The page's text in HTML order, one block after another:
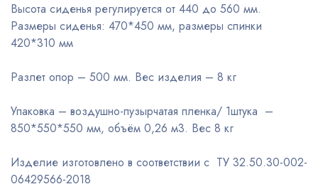
Высота сиденья регулируется от 440 до 560 мм.
Размеры сиденья: 470*450 мм, размеры спинки
420*310 мм
Разлет опор – 500 мм. Вес изделия – 8 кг
Упаковка – воздушно-пузырчатая пленка/ 1штука –
850*550*550 мм, объём 0,26 м3. Вес 8 кг
Изделие изготовлено в соответствии с ТУ 32.50.30-002-
06429566-2018